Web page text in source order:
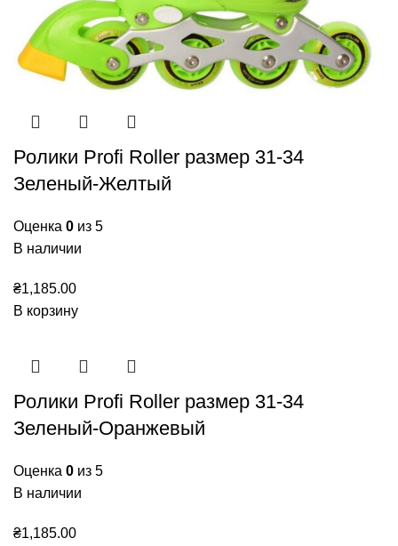
Ролики Profi Roller размер 31-34
Зеленый-Желтый
Оценка 0 из 5
В наличии
₴1,185.00
В корзину
Ролики Profi Roller размер 31-34
Зеленый-Оранжевый
Оценка 0 из 5
В наличии
₴1,185.00